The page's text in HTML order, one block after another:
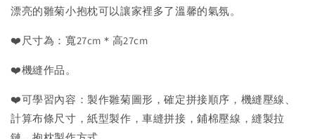
漂亮的雛菊小抱枕可以讓家裡多了溫馨的氣氛。
❤️尺寸為：寬27cm＊高27cm
❤️機縫作品。
❤️可學習內容：製作雛菊圖形，確定拼接順序，機縫壓線、
計算布條尺寸，紙型製作，車縫拼接，鋪棉壓線，縫製拉